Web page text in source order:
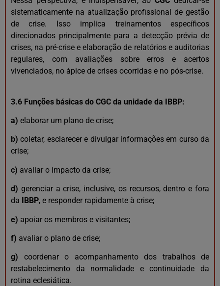
sistematicamente na atualização profissional de gestão
de crise. Isso implica treinamentos específicos
direcionados principalmente para a detecção prévia de
crises, na pré-crise e elaboração de relatórios e auditorias
regulares, com avaliações sobre erros e acertos
vivenciados, no ápice de crises ocorridas e no pós-crise.
3.6 Funções básicas do CGC da unidade da IBBP:
a) elaborar um plano de crise;
b) coletar, esclarecer e divulgar informações em curso da
crise;
c) avaliar o impacto da crise;
d) gerenciar a crise, inclusive, os recursos, dentro e fora
da
IBBP, e responder rapidamente à crise;
e) apoiar os membros e visitantes;
f) avaliar o plano de crise;
g) coordenar o acompanhamento dos trabalhos de
restabelecimento da normalidade e continuidade da
rotina eclesiática.